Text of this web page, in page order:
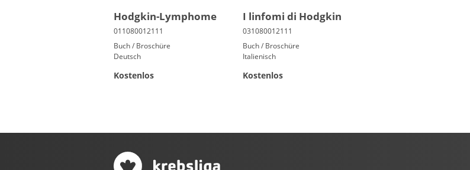
Hodg­kin-Lym­pho­me
Buch / Broschüre
Deutsch
Kostenlos
I linfomi di Hodgkin
Buch / Broschüre
Italienisch
Kostenlos